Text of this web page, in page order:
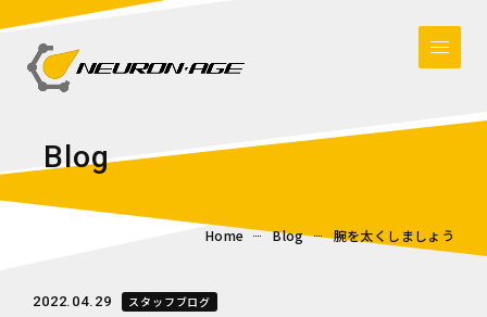
Blog
Home Blog 腕を太くしましょう
2022.04.29 スタッフブログ